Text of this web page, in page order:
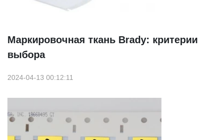
Маркировочная ткань Brady: критерии
выбора
2024-04-13 00:12:11